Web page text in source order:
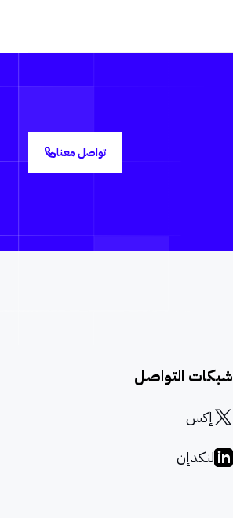
تواصل معنا
شبكات التواصل
إكس
لنكدإن